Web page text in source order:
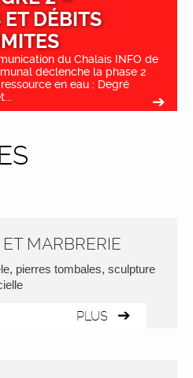
ET DÉBITS
du Chalais INFO de
déclenche la phase 2
en eau : Degré
MARBRERIE
pierres tombales, sculpture
PLUS